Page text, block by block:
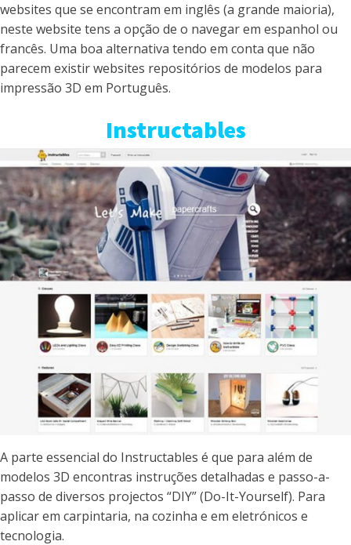
websites que se encontram em inglês (a grande maioria),
neste website tens a opção de o navegar em espanhol ou
francês. Uma boa alternativa tendo em conta que não
parecem existir websites repositórios de modelos para
impressão 3D em Português.
Instructables
A parte essencial do Instructables é que para além de
modelos 3D encontras instruções detalhadas e passo-a-
passo de diversos projectos “DIY” (Do-It-Yourself). Para
aplicar em carpintaria, na cozinha e em eletrónicos e
tecnologia.